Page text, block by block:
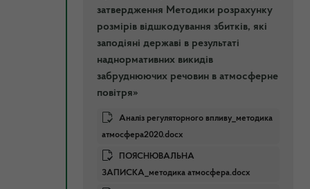
затвердження Методики розрахунку
розмірів відшкодування збитків, які
заподіяні державі в результаті
наднормативних викидів
забруднюючих речовин в атмосферне
повітря»
Аналіз регуляторного впливу_методика
атмосфера2020.docx
ПОЯСНЮВАЛЬНА
ЗАПИСКА_методика атмосфера.docx